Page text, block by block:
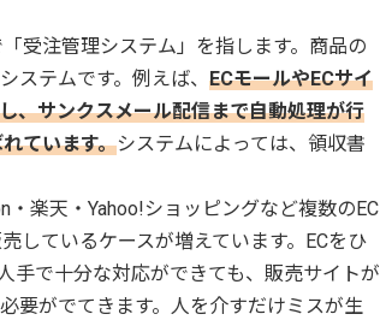
受注管理システム」を指します。商品の
ステムです。例えば、 ECモールやECサイ
、サンクスメール配信まで自動処理が行
ています。システムによっては、領収書
楽天・Yahoo!ショッピングなど複数のEC
しているケースが増えています。ECをひ
手で十分な対応ができても、販売サイトが
要がでてきます。人を介すだけミスが生